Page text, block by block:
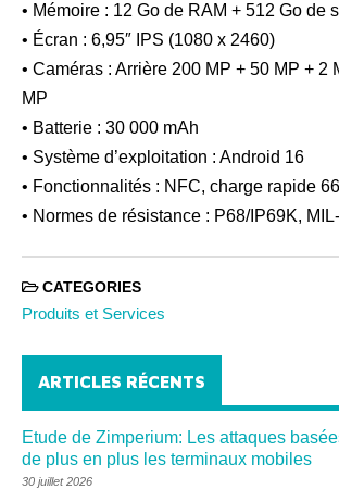
• Mémoire : 12 Go de RAM + 512 Go de
• Écran : 6,95″ IPS (1080 x 2460)
• Caméras : Arrière 200 MP + 50 MP + 2
MP
• Batterie : 30 000 mAh
• Système d’exploitation : Android 16
• Fonctionnalités : NFC, charge rapide
• Normes de résistance : P68/IP69K,
CATEGORIES
Produits et Services
ARTICLES RÉCENTS
Etude de Zimperium: Les attaques
de plus en plus les terminaux mobiles
30 juillet 2026